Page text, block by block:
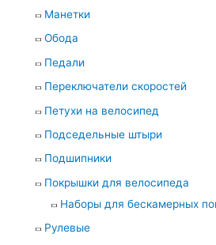
Манетки
Обода
Педали
Переключатели скоростей
Петухи на велосипед
Подседельные штыри
Подшипники
Покрышки для велосипеда
Наборы для бескамерных
Рулевые